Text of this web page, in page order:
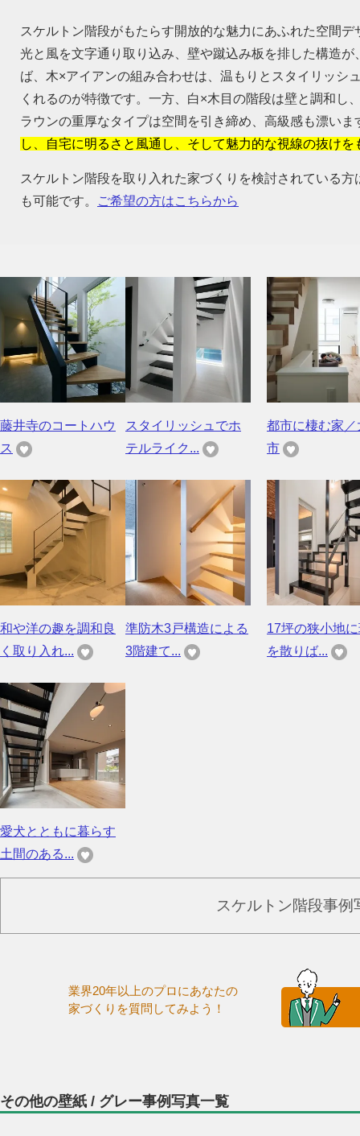
スケルトン階段がもたらす開放的な魅力にあふれた空間
光と風を文字通り取り込み、壁や蹴込み板を排した構造
ば、木×アイアンの組み合わせは、温もりとスタイリッシ
くれるのが特徴です。一方、白×木目の階段は壁と調和
ラウンの重厚なタイプは空間を引き締め、高級感も漂いま
し、自宅に明るさと風通し、そして魅力的な視線の抜け
スケルトン階段を取り入れた家づくりを検討されている
も可能です。
ご希望の方はこちらから
藤井寺のコートハウ
ス
スタイリッシュでホ
テルライク...
都市に棲む家／
市
和や洋の趣を調和良
く取り入れ...
準防木3戸構造による
3階建て...
17坪の狭小地
を散りば...
愛犬とともに暮らす
土間のある...
スケルトン階段事
業界20年以上のプロにあなたの
家づくりを質問してみよう！
その他の壁紙 / グレー事例写真一覧